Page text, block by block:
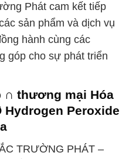
Phát cam kết tiếp
sản phẩm và dịch vụ
hành cùng các
góp cho sự phát triển
∩ thương mại Hóa
Peroxide
TRƯỜNG PHÁT –